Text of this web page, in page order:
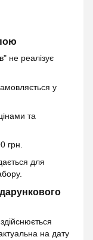
не реалізує
у
та
грн.
для
на дату